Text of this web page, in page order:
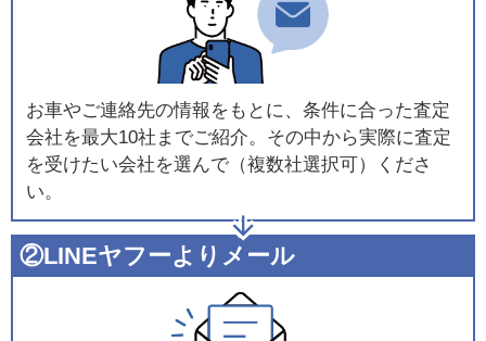
お車やご連絡先の情報をもとに、条件に合った査定
会社を最大10社までご紹介。その中から実際に査定
を受けたい会社を選んで（複数社選択可）くださ
い。
②LINEヤフーよりメール